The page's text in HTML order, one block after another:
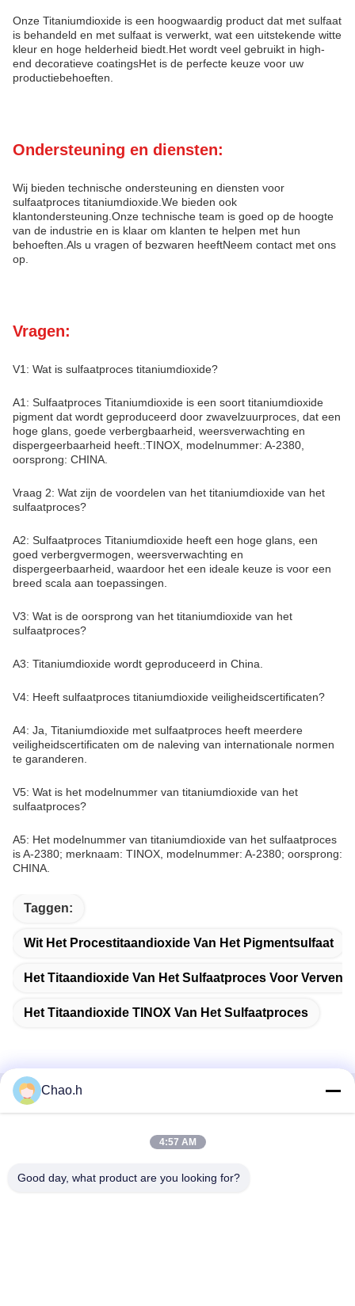
Onze Titaniumdioxide is een hoogwaardig product dat met sulfaat
is behandeld en met sulfaat is verwerkt, wat een uitstekende witte
kleur en hoge helderheid biedt.Het wordt veel gebruikt in high-
end decoratieve coatingsHet is de perfecte keuze voor uw
productiebehoeften.
Ondersteuning en diensten:
Wij bieden technische ondersteuning en diensten voor
sulfaatproces titaniumdioxide.We bieden ook
klantondersteuning.Onze technische team is goed op de hoogte
van de industrie en is klaar om klanten te helpen met hun
behoeften.Als u vragen of bezwaren heeftNeem contact met ons
op.
Vragen:
V1: Wat is sulfaatproces titaniumdioxide?
A1: Sulfaatproces Titaniumdioxide is een soort titaniumdioxide
pigment dat wordt geproduceerd door zwavelzuurproces, dat een
hoge glans, goede verbergbaarheid, weersverwachting en
dispergeerbaarheid heeft.:TINOX, modelnummer: A-2380,
oorsprong: CHINA.
Vraag 2: Wat zijn de voordelen van het titaniumdioxide van het
sulfaatproces?
A2: Sulfaatproces Titaniumdioxide heeft een hoge glans, een
goed verbergvermogen, weersverwachting en
dispergeerbaarheid, waardoor het een ideale keuze is voor een
breed scala aan toepassingen.
V3: Wat is de oorsprong van het titaniumdioxide van het
sulfaatproces?
A3: Titaniumdioxide wordt geproduceerd in China.
V4: Heeft sulfaatproces titaniumdioxide veiligheidscertificaten?
A4: Ja, Titaniumdioxide met sulfaatproces heeft meerdere
veiligheidscertificaten om de naleving van internationale normen
te garanderen.
V5: Wat is het modelnummer van titaniumdioxide van het
sulfaatproces?
A5: Het modelnummer van titaniumdioxide van het sulfaatproces
is A-2380; merknaam: TINOX, modelnummer: A-2380; oorsprong:
CHINA.
Taggen:
Wit Het Procestitaandioxide Van Het Pigmentsulfaat
Het Titaandioxide Van Het Sulfaatproces Voor Verven
Het Titaandioxide TINOX Van Het Sulfaatproces
Snel contact
1st Verdieping, No.40, No.69, de Middenstraat van
Chao.h
4:57 AM
Good day, what product are you looking for?